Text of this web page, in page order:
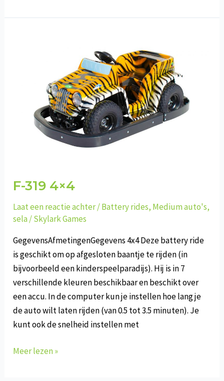
Daytona
F-319 4×4
Laat een reactie achter/Battery rides, Medium auto's,
sela/Skylark Games
GegevensAfmetingenGegevens 4x4 Deze battery ride
is geschikt om op afgesloten baantje te rijden (in
bijvoorbeeld een kinderspeelparadijs). Hij is in 7
verschillende kleuren beschikbaar en beschikt over
een accu. In de computer kun je instellen hoe lang je
de auto wilt laten rijden (van 0.5 tot 3.5 minuten). Je
kunt ook de snelheid instellen met
F-
Meer lezen »